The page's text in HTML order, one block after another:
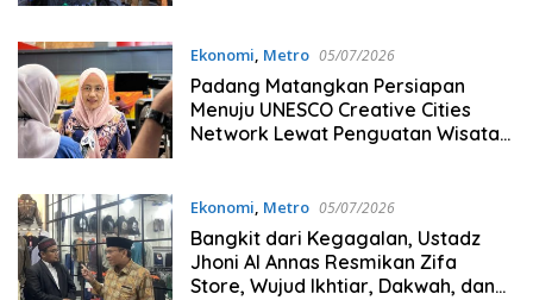
Ekonomi, Metro 05/07/2026
Padang Matangkan Persiapan
Menuju UNESCO Creative Cities
Network Lewat Penguatan Wisata
Ekonomi, Metro 05/07/2026
Bangkit dari Kegagalan, Ustadz
Jhoni Al Annas Resmikan Zifa
Store, Wujud Ikhtiar, Dakwah, dan